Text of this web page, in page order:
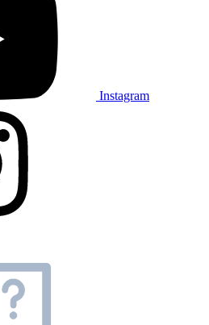
Instagram